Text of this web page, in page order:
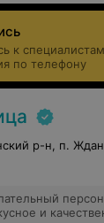
к
по телефону
р-н, п.
и